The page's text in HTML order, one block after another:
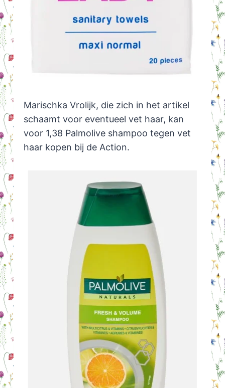
Marischka Vrolijk, die zich in het artikel
schaamt voor eventueel vet haar, kan
voor 1,38 Palmolive shampoo tegen vet
haar kopen bij de Action.